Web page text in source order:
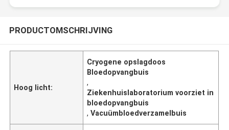
PRODUCTOMSCHRIJVING
Hoog licht:
Cryogene opslagdoos
Bloedopvangbuis
,
Ziekenhuislaboratorium voorziet in
bloedopvangbuis
,Vacuümbloedverzamelbuis